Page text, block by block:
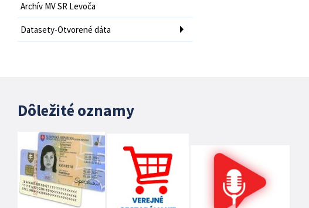
Archív MV SR Levoča
Datasety-Otvorené dáta
Dôležité oznamy